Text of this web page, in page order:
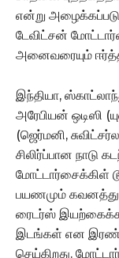
என்று
டேவிட்சன்
அனைவரையும்
இந்தியா,
அரேபியன் ஒடிஸி
(ஜெர்மனி,
சிலிர்ப்பான
மோட்டார்சைக்கிள்
பயணமும்
ரைடர்ஸ்
இடங்கள் என
செய்கிறது.